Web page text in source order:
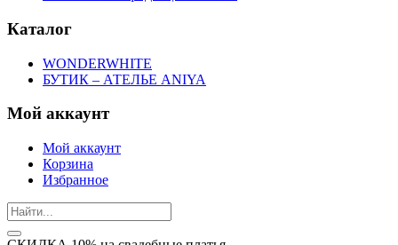
Каталог
WONDERWHITE
БУТИК – АТЕЛЬЕ ANIYA
Мой аккаунт
Мой аккаунт
Корзина
Избранное